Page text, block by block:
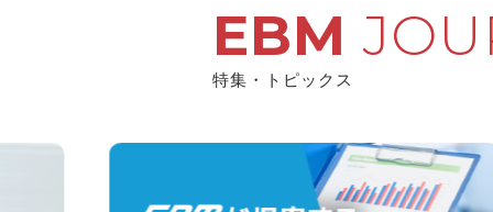
EBM
特集・トピックス